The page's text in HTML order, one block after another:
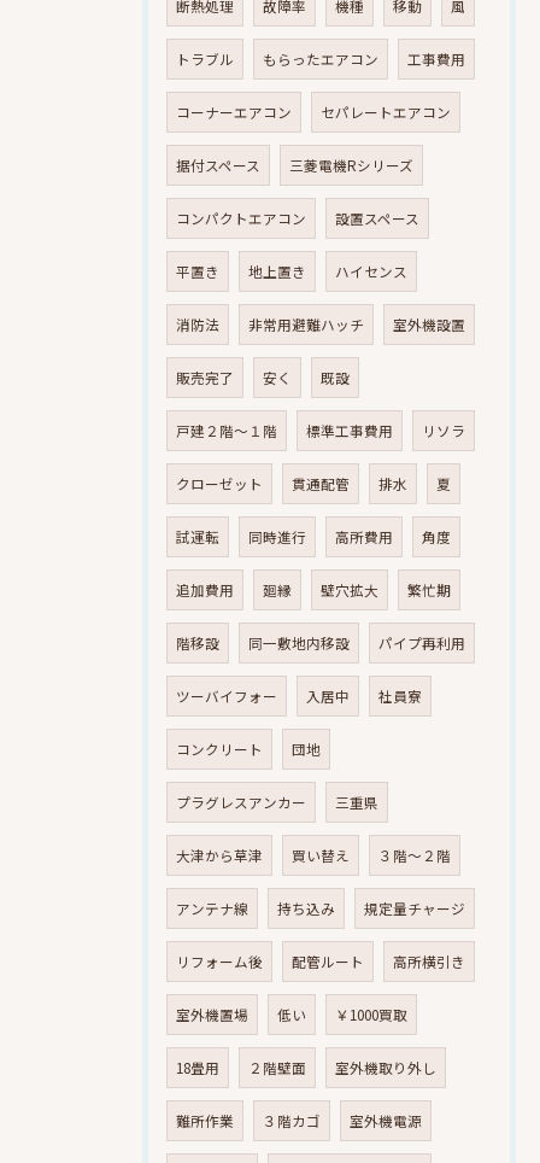
断熱処理 故障率 機種 移動 風
トラブル もらったエアコン 工事費用
コーナーエアコン セパレートエアコン
据付スペース 三菱電機Rシリーズ
コンパクトエアコン 設置スペース
平置き 地上置き ハイセンス
消防法 非常用避難ハッチ 室外機設置
販売完了 安く 既設
戸建２階～１階 標準工事費用 リソラ
クローゼット 貫通配管 排水 夏
試運転 同時進行 高所費用 角度
追加費用 廻縁 壁穴拡大 繁忙期
階移設 同一敷地内移設 パイプ再利用
ツーバイフォー 入居中 社員寮
コンクリート 団地
プラグレスアンカー 三重県
大津から草津 買い替え ３階～２階
アンテナ線 持ち込み 規定量チャージ
リフォーム後 配管ルート 高所横引き
室外機置場 低い ￥1000買取
18畳用 ２階壁面 室外機取り外し
難所作業 ３階カゴ 室外機電源